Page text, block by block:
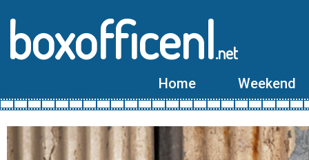
boxofficenl.net
Home Weekend